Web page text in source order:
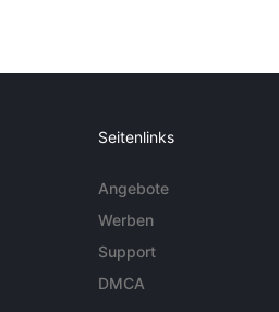
Seitenlinks
Angebote
Werben
Support
DMCA